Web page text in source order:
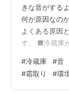
きな音がする
何が原因なの
よくある原因
す。 ■冷蔵庫
冷蔵庫は常に
電といえるで
る原因はなん
#冷蔵庫 #音
#霜取り #環